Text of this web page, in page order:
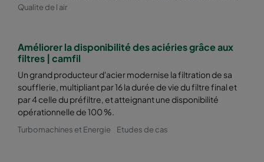
2550 592x287x600-8
2550 287x592x600-4 ePM2,5 50% M6
2550 592x592x520-8
Qualite de l air
Améliorer la disponibilité des aciéries grâce aux
filtres | camfil
Un grand producteur d'acier modernise la filtration de sa
soufflerie, multipliant par 16 la durée de vie du filtre final et
par 4 celle du préfiltre, et atteignant une disponibilité
opérationnelle de 100 %.
Turbomachines et Energie Etudes de cas